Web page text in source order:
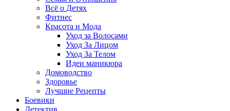
Всё о Детях
Фитнес
Красота и Мода
Уход за Волосами
Уход За Лицом
Уход За Телом
Идеи маникюра
Домоводство
Здоровье
Лучшие Рецепты
Боевики
Детектив